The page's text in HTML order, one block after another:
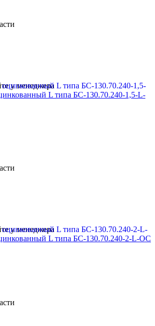
у менеджера
L типа БС-130.70.240-1,5-L-
у менеджера
L типа БС-130.70.240-2-L-ОС